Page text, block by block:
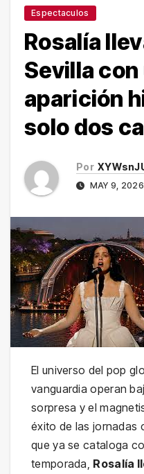
Espectaculos
Rosalía
Sevilla con
aparición
solo dos
Por
MAY 9, 2026
El universo del pop
vanguardia operan
sorpresa y el
éxito de las jornadas
que ya se cataloga
temporada, Rosalía